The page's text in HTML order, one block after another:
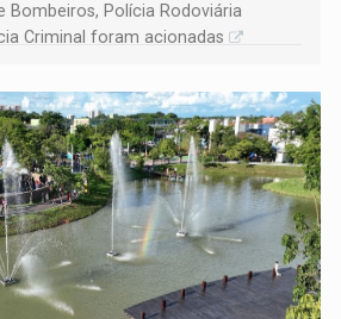
Bombeiros, Polícia Rodoviária
Criminal foram acionadas